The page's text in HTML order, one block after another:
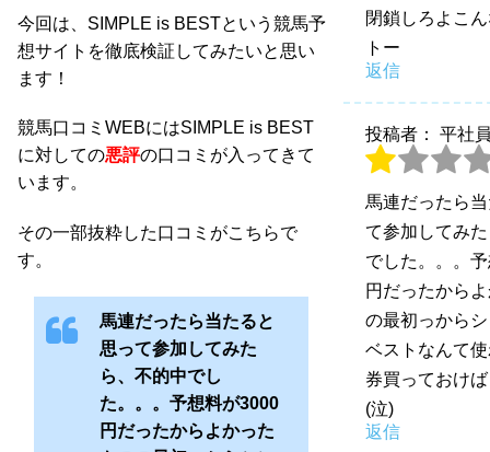
今回は、SIMPLE is BESTという競馬予
想サイトを徹底検証してみたいと思い
ます！
競馬口コミWEBにはSIMPLE is BEST
に対しての悪評の口コミが入ってきて
います。
その一部抜粋した口コミがこちらで
す。
馬連だったら当たると
思って参加してみた
ら、不的中でし
た。。。予想料が3000
円だったからよかった
閉鎖しろよこ
トー
返信
投稿者： 平社
馬連だったら
て参加してみ
でした。。。
円だったから
の最初っから
ベストなんて
券買っておけ
(泣)
返信